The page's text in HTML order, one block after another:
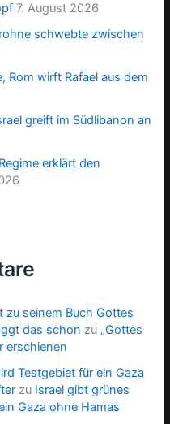
7. August 2026
schwebte zwischen
Rom wirft Rafael aus dem
greift im Südlibanon an
erklärt den
zu seinem Buch Gottes
das schon zu „Gottes
erschienen
Testgebiet für ein Gaza
zu Israel gibt grünes
Gaza ohne Hamas